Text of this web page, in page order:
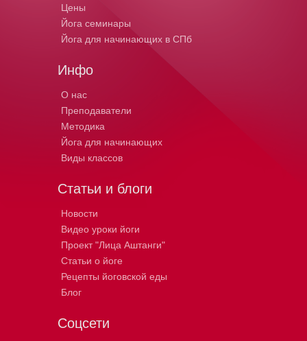
Цены
Йога семинары
Йога для начинающих в СПб
Инфо
О нас
Преподаватели
Методика
Йога для начинающих
Виды классов
Статьи и блоги
Новости
Видео уроки йоги
Проект "Лица Аштанги"
Статьи о йоге
Рецепты йоговской еды
Блог
Соцсети